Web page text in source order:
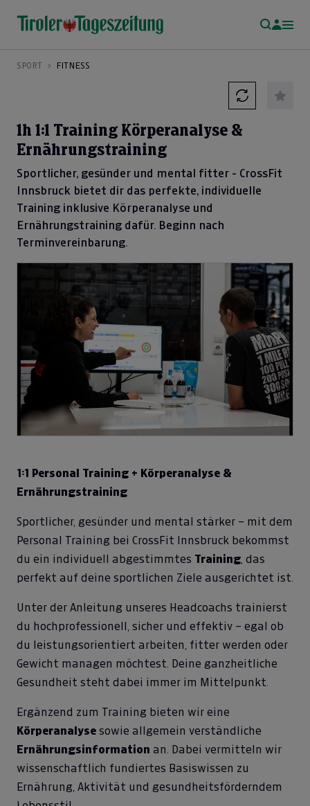
SPORT FITNESS
1h 1:1 Training Körperanalyse &
Ernährungstraining
Sportlicher, gesünder und mental fitter - CrossFit
Innsbruck bietet dir das perfekte, individuelle
Training inklusive Körperanalyse und
Ernährungstraining dafür. Beginn nach
Terminvereinbarung.
1:1 Personal Training + Körperanalyse &
Ernährungstraining
Sportlicher, gesünder und mental stärker – mit dem
Personal Training bei CrossFit Innsbruck bekommst
du ein individuell abgestimmtes Training , das
perfekt auf deine sportlichen Ziele ausgerichtet ist.
Unter der Anleitung unseres Headcoachs trainierst
du hochprofessionell, sicher und effektiv – egal ob
du leistungsorientiert arbeiten, fitter werden oder
Gewicht managen möchtest. Deine ganzheitliche
Gesundheit steht dabei immer im Mittelpunkt.
Ergänzend zum Training bieten wir eine
Körperanalyse sowie allgemein verständliche
Ernährungsinformation an. Dabei vermitteln wir
wissenschaftlich fundiertes Basiswissen zu
Ernährung, Aktivität und gesundheitsförderndem